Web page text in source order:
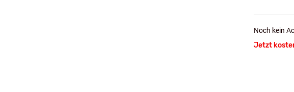
Noch kein
Jetzt